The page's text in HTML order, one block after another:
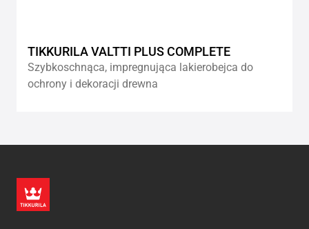
TIKKURILA VALTTI PLUS COMPLETE
Szybkoschnąca, impregnująca lakierobejca do
ochrony i dekoracji drewna